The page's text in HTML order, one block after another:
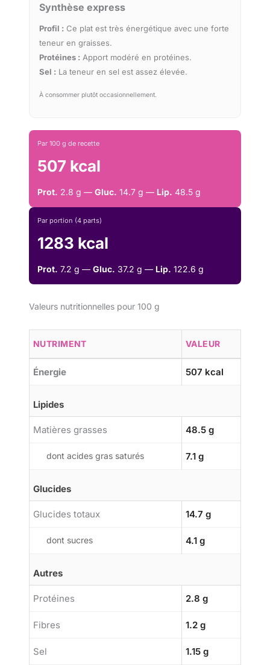
Synthèse express
Profil : Ce plat est très énergétique avec une forte
teneur en graisses.
Protéines : Apport modéré en protéines.
Sel : La teneur en sel est assez élevée.
À consommer plutôt occasionnellement.
Par 100 g de recette
507 kcal
Prot. 2.8 g — Gluc. 14.7 g — Lip. 48.5 g
Par portion (4 parts)
1283 kcal
Prot. 7.2 g — Gluc. 37.2 g — Lip. 122.6 g
Valeurs nutritionnelles pour 100 g
NUTRIMENT VALEUR
Énergie 507 kcal
Lipides
Matières grasses 48.5 g
dont acides gras saturés 7.1 g
Glucides
Glucides totaux 14.7 g
dont sucres 4.1 g
Autres
Protéines 2.8 g
Fibres 1.2 g
Sel 1.15 g